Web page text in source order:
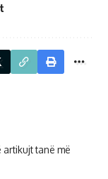
tanë më